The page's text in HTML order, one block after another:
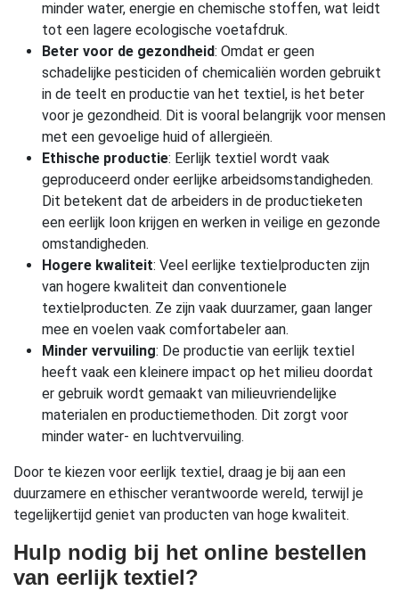
minder water, energie en chemische stoffen, wat leidt
tot een lagere ecologische voetafdruk.
Beter voor de gezondheid: Omdat er geen
schadelijke pesticiden of chemicaliën worden gebruikt
in de teelt en productie van het textiel, is het beter
voor je gezondheid. Dit is vooral belangrijk voor mensen
met een gevoelige huid of allergieën.
Ethische productie: Eerlijk textiel wordt vaak
geproduceerd onder eerlijke arbeidsomstandigheden.
Dit betekent dat de arbeiders in de productieketen
een eerlijk loon krijgen en werken in veilige en gezonde
omstandigheden.
Hogere kwaliteit: Veel eerlijke textielproducten zijn
van hogere kwaliteit dan conventionele
textielproducten. Ze zijn vaak duurzamer, gaan langer
mee en voelen vaak comfortabeler aan.
Minder vervuiling: De productie van eerlijk textiel
heeft vaak een kleinere impact op het milieu doordat
er gebruik wordt gemaakt van milieuvriendelijke
materialen en productiemethoden. Dit zorgt voor
minder water- en luchtvervuiling.
Door te kiezen voor eerlijk textiel, draag je bij aan een
duurzamere en ethischer verantwoorde wereld, terwijl je
tegelijkertijd geniet van producten van hoge kwaliteit.
Hulp nodig bij het online bestellen
van eerlijk textiel?